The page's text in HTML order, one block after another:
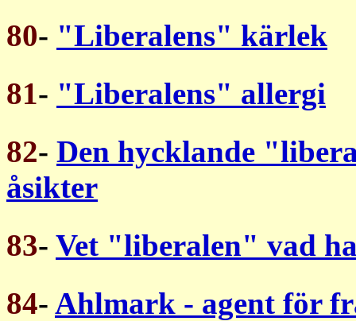
80- "Liberalens" kärlek
81- "Liberalens" allergi
82- Den hycklande
åsikter
83- Vet "liberalen" vad
84- Ahlmark - agent för